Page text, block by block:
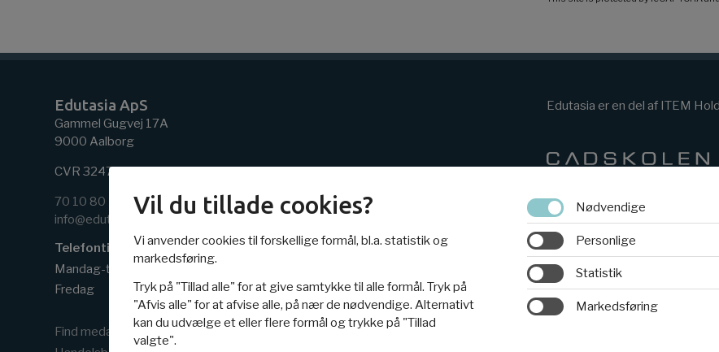
Edutasia er en del af ITEM
Edutasia ApS
Gammel Gugvej 17A
9000 Aalborg
CVR 32471048
70 10 80 20
info@edutasia.dk
Telefontider
Mandag-torsdag
8:30 - 15.30
Fredag
8:30 - 14.30
Find medarbejder
Vil du tillade cookies?
Vi anvender cookies til forskellige formål, bl.a. statistik og
markedsføring.
Tryk på "Tillad alle" for at give samtykke til alle formål. Tryk på
"Afvis alle" for at afvise alle, på nær de nødvendige. Alternativt
kan du udvælge et eller flere formål og trykke på "Tillad
valgte".
Nødvendige
Personlige
Statistik
Markedsføring